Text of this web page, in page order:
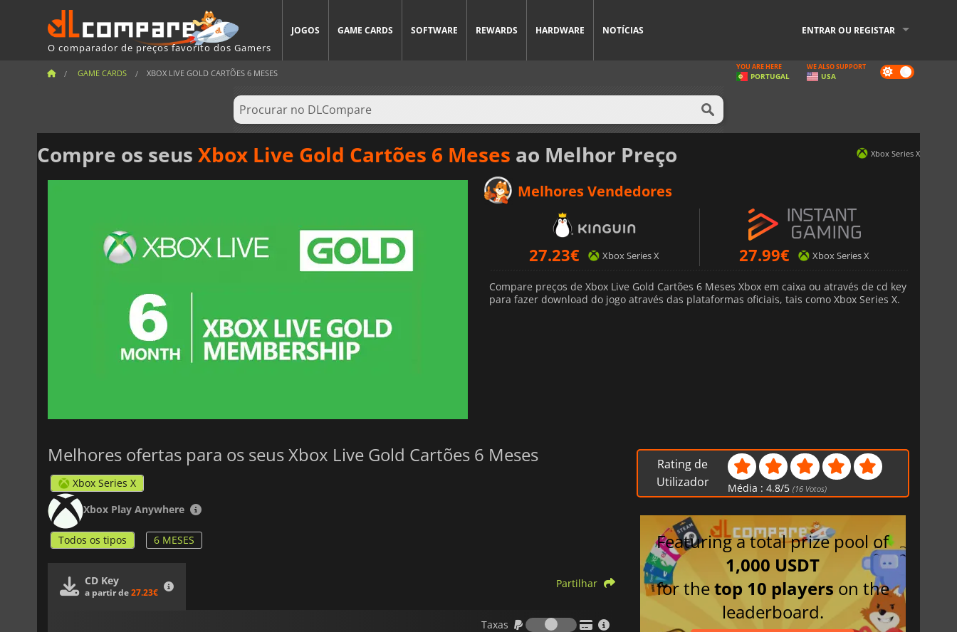
O comparador de preços favorito dos Gamers
JOGOS GAME CARDS SOFTWARE REWARDS HARDWARE NOTÍCIAS ENTRAR OU REGISTAR
GAME CARDS XBOX LIVE GOLD CARTÕES 6 MESES Dark
mode
YOU ARE HERE
PORTUGAL
WE ALSO SUPPORT
USA
Compre os seus Xbox Live Gold Cartões 6 Meses ao Melhor Preço Xbox Series X
Melhores Vendedores
27.23€ Xbox Series X 27.99€ Xbox Series X
Compare preços de Xbox Live Gold Cartões 6 Meses Xbox em caixa ou através de cd key
para fazer download do jogo através das plataformas oficiais, tais como Xbox Series X.
Melhores ofertas para os seus Xbox Live Gold Cartões 6 Meses
Xbox Series X
Xbox Play Anywhere
Todos os tipos 6 MESES
CD Key
a partir de27.23€
Partilhar
Taxas
Taxas
Rating de
Utilizador
Média :4.8/5 (16 Votos)
Featuring a total prize pool of
1,000 USDT
for thetop 10 players on the
leaderboard.